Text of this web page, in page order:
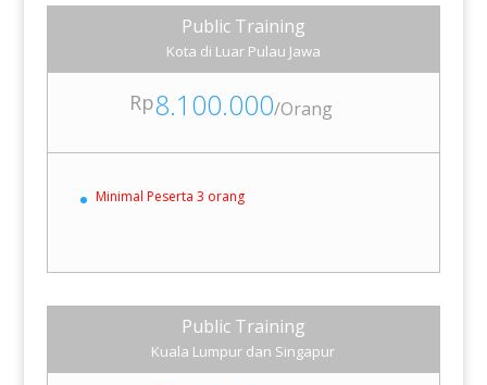
Public Training
Kota di Luar Pulau Jawa
Rp8.100.000/Orang
Minimal Peserta 3 orang
Public Training
Kuala Lumpur dan Singapur